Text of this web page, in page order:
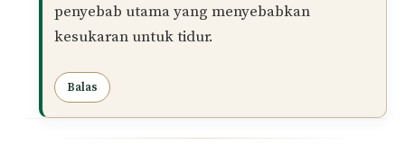
penyebab utama yang menyebabkan
kesukaran untuk tidur.
Balas